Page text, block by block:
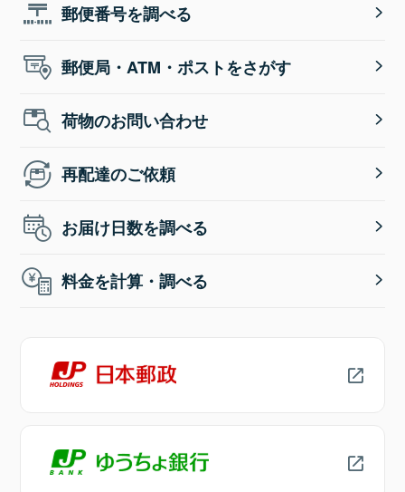
郵便番号を調べる
郵便局・ATM・ポストをさがす
荷物のお問い合わせ
再配達のご依頼
お届け日数を調べる
料金を計算・調べる